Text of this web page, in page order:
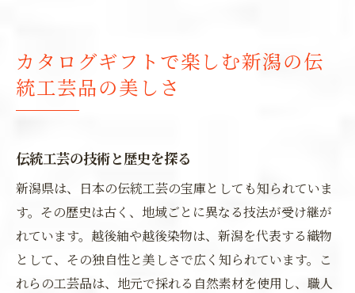
カタログギフトで楽しむ新潟の伝
統工芸品の美しさ
伝統工芸の技術と歴史を探る
新潟県は、日本の伝統工芸の宝庫としても知られていま
す。その歴史は古く、地域ごとに異なる技法が受け継が
れています。越後紬や越後染物は、新潟を代表する織物
として、その独自性と美しさで広く知られています。こ
れらの工芸品は、地元で採れる自然素材を使用し、職人